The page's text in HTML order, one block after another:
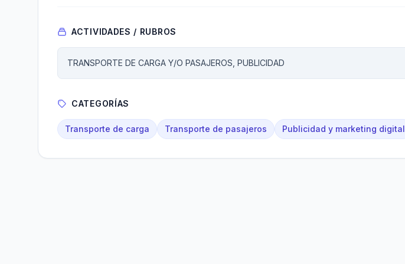
ACTIVIDADES / RUBROS
TRANSPORTE DE CARGA Y/O PASAJEROS, PUBLICIDAD
CATEGORÍAS
Transporte de carga Transporte de pasajeros Publicidad y marketing digital